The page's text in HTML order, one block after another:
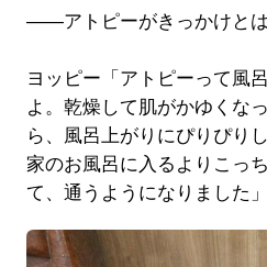
――アトピーがきっかけと
ヨッピー「アトピーって風
よ。乾燥して肌がかゆくな
ら、風呂上がりにぴりぴり
家のお風呂に入るよりこっ
て、通うようになりました」